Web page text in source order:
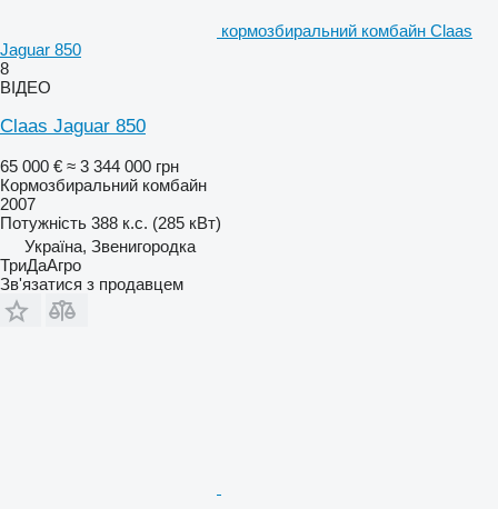
кормозбиральний комбайн Claas
Jaguar 850
8
ВІДЕО
Claas Jaguar 850
65 000 € ≈ 3 344 000 грн
Кормозбиральний комбайн
2007
Потужність 388 к.с. (285 кВт)
Україна, Звенигородка
ТриДаАгро
Зв'язатися з продавцем